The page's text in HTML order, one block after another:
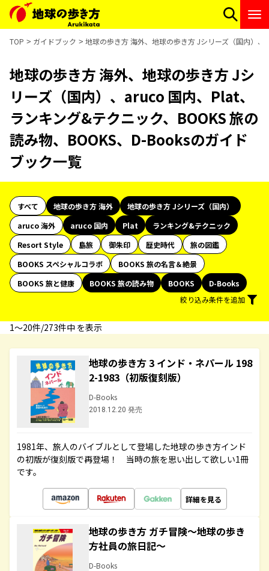
TOP ガイドブック 地球の歩き方 海外、地球の歩き方 Jシリーズ（国内）
地球の歩き方 海外、地球の歩き方 Jシ
リーズ（国内）、aruco 国内、Plat、
ランキング&テクニック、BOOKS 旅の
読み物、BOOKS、D-Booksのガイド
ブック一覧
すべて 地球の歩き方 海外
地球の歩き方 Jシリーズ（国内）
aruco 海外
aruco 国内 Plat
ランキング&テクニック
Resort Style
島旅 御朱印 歴史時代
旅の図鑑
BOOKS スペシャルコラボ
BOOKS 旅の名言＆絶景
BOOKS 旅と健康
BOOKS 旅の読み物 BOOKS
D-Books
絞り込み条件を追加
1〜20件/273件中 を表示
地球の歩き方 3 インド・ネパール 198
2-1983（初版復刻版）
D-Books
2018.12.20 発売
1981年、旅人のバイブルとして登場した地球の歩き方インド
の初版が復刻版で再登場！ 当時の旅を思い出して欲しい1冊
です。
詳細を見る
地球の歩き方 ガチ冒険～地球の歩き
方社員の旅日記～
D-Books